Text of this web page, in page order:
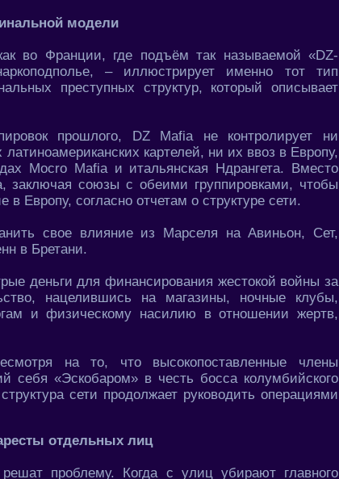
модели
во Франции, где подъём так называемой «DZ-
– иллюстрирует именно тот тип
преступных структур, который описывает
прошлого, DZ Mafia не контролирует ни
латиноамериканских картелей, ни их ввоз в Европу,
Mocro Mafia и итальянская Ндрангета. Вместо
заключая союзы с обеими группировками, чтобы
Европу, согласно отчетам о структуре сети.
свое влияние из Марселя на Авиньон, Сет,
в Бретани.
деньги для финансирования жестокой войны за
нацелившись на магазины, ночные клубы,
и физическому насилию в отношении жертв,
на то, что высокопоставленные члены
себя «Эскобаром» в честь босса колумбийского
сети продолжает руководить операциями
отдельных лиц
проблему. Когда с улиц убирают главного